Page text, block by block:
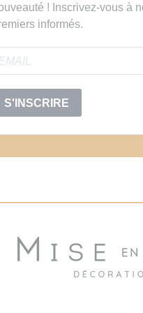
! Inscrivez-vous à
informés.
S'INSCRIRE